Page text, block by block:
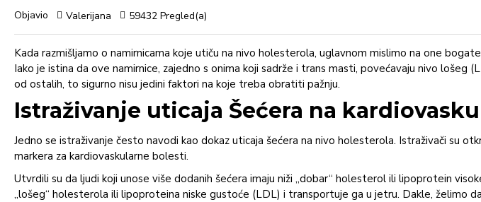
Objavio Valerijana 59432 Pregled(a)
Kada razmišljamo o namirnicama koje utiču na nivo holesterola, uglavnom mislimo na one
Iako je istina da ove namirnice, zajedno s onima koji sadrže i trans masti, povećavaju nivo lošeg
od ostalih, to sigurno nisu jedini faktori na koje treba obratiti pažnju.
Istraživanje uticaja Šećera na
Jedno se istraživanje često navodi kao dokaz uticaja šećera na nivo holesterola. Istraživači su
markera za kardiovaskularne bolesti.
Utvrdili su da ljudi koji unose više dodanih šećera imaju niži „dobar“ holesterol ili lipoprotein
„lošeg“ holesterola ili lipoproteina niske gustoće (LDL) i transportuje ga u jetru. Dakle, želimo